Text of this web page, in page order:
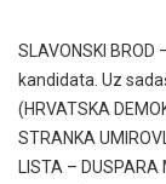
SLAVONSKI
kandidata. Uz
(HRVATSKA
STRANKA
LISTA –